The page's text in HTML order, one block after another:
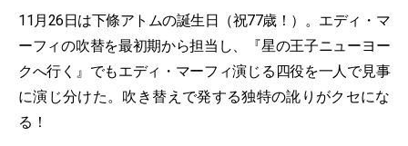
11月26日は下條アトムの誕生日（祝77歳！）。エディ・マ
ーフィの吹替を最初期から担当し、『星の王子ニューヨー
クへ行く』でもエディ・マーフィ演じる四役を一人で見事
に演じ分けた。吹き替えで発する独特の訛りがクセにな
る！